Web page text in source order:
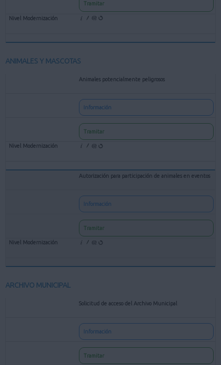
Tramitar
ANIMALES Y MASCOTAS
Animales potencialmente peligrosos
Información
Tramitar
Autorización para participación de animales en eventos
Información
Tramitar
ARCHIVO MUNICIPAL
Solicitud de acceso del Archivo Municipal
Información
Tramitar